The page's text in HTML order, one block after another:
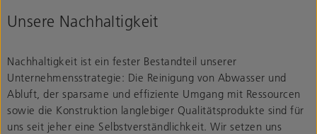
Unsere Nachhaltigkeit
Nachhaltigkeit ist ein fester Bestandteil unserer
Unternehmensstrategie: Die Reinigung von Abwasser und
Abluft, der sparsame und effiziente Umgang mit Ressourcen
sowie die Konstruktion langlebiger Qualitätsprodukte sind für
uns seit jeher eine Selbstverständlichkeit. Wir setzen uns